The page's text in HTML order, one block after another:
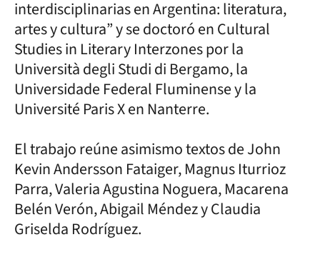
interdisciplinarias en Argentina: literatura,
artes y cultura” y se doctoró en Cultural
Studies in Literary Interzones por la
Università degli Studi di Bergamo, la
Universidade Federal Fluminense y la
Université Paris X en Nanterre.
El trabajo reúne asimismo textos de John
Kevin Andersson Fataiger, Magnus Iturrioz
Parra, Valeria Agustina Noguera, Macarena
Belén Verón, Abigail Méndez y Claudia
Griselda Rodríguez.